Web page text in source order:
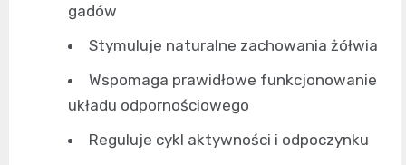
gadów
Stymuluje naturalne zachowania żółwia
Wspomaga prawidłowe funkcjonowanie
układu odpornościowego
Reguluje cykl aktywności i odpoczynku